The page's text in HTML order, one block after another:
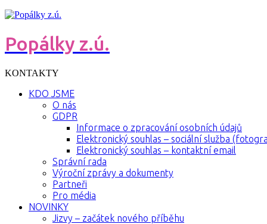
Popálky z.ú.
KONTAKTY
KDO JSME
O nás
GDPR
Informace o zpracování osobních údajů
Elektronický souhlas – sociální služba
Elektronický souhlas – kontaktní email
Správní rada
Výroční zprávy a dokumenty
Partneři
Pro média
NOVINKY
Jizvy – začátek nového příběhu